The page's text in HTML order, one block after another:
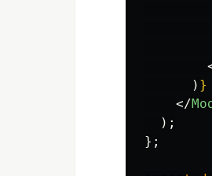
) }
</
);
};